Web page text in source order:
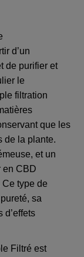
d’un
de purifier et
le
filtration
que les
de la plante.
et un
en CBD
type de
sa
d’effets
Filtré est